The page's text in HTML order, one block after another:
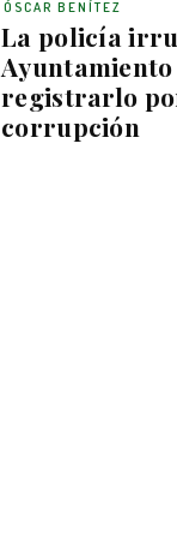
La policía
registrarlo
corrupción
ÓSCAR BENÍTEZ